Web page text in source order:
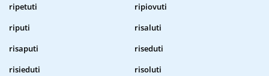
ripetuti
ripiovuti
riputi
risaluti
risaputi
riseduti
risieduti
risoluti